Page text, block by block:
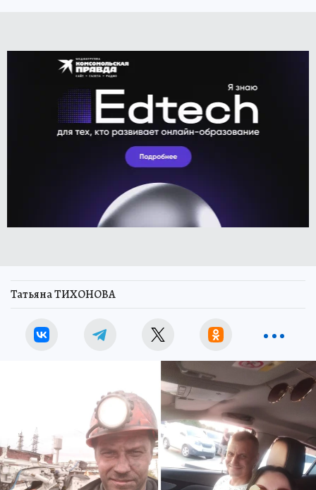
Татьяна ТИХОНОВА